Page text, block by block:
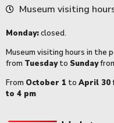
Museum visiting
Monday:closed.
Museum visiting hours in the
from Tuesdayto Sunday
From October 1 to April 30
to 4 pm